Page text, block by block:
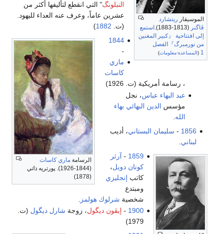
النبلونگ " التي انقطع لتأليفها أكثر من
عشرين عاماً، وعرف عنه العداء لليهود.
(ت.1882
)
الرسامة
ماري كاسات
(1844-1926). پورتريه ذاتي
1844
-
ماري
، أديب
1859
-آرثر
كونان دويل،
إنجليزي
شخصية
شرلوك هولمز
-إيڤون ديگول، زوجةشارل ديگول (ت.
1979)